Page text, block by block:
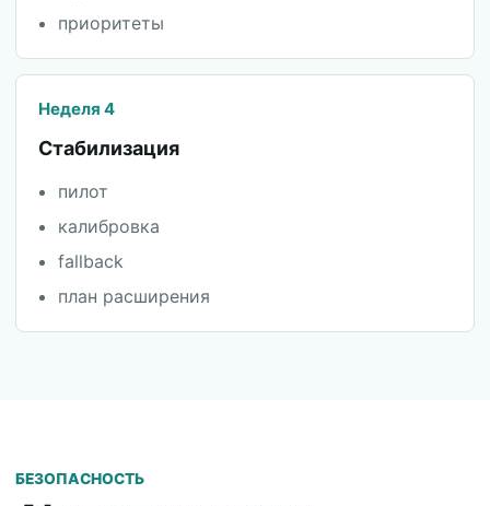
приоритеты
Неделя 4
Стабилизация
пилот
калибровка
fallback
план расширения
БЕЗОПАСНОСТЬ